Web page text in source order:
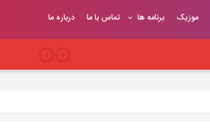
موزیک برنامه ها تماس با ما درباره ما